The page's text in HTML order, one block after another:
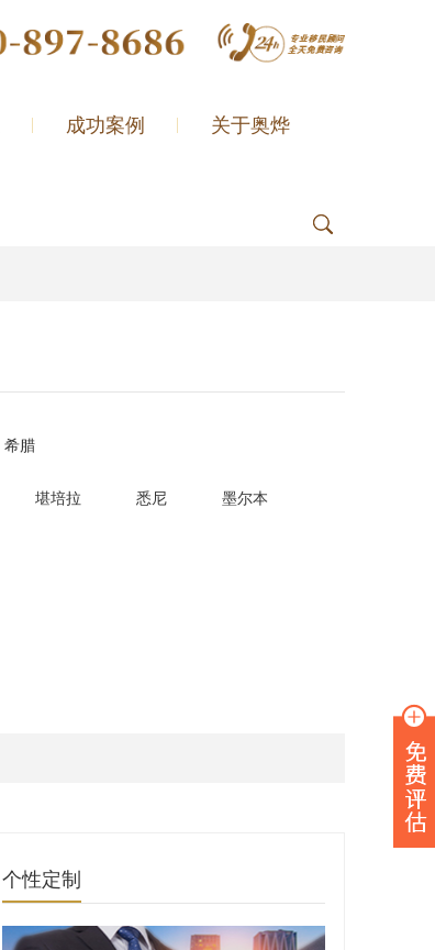
成功案例 关于奥烨
希腊
堪培拉 悉尼 墨尔本
个性定制